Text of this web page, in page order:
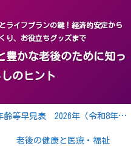
ライフプランの鍵！経済的安定から
り、お役立ちグッズまで
豊かな老後のために知っ
のヒント
年齢等早見表 2026年（令和8年） 2027年（令和9年）
老後の健康と医療・福祉